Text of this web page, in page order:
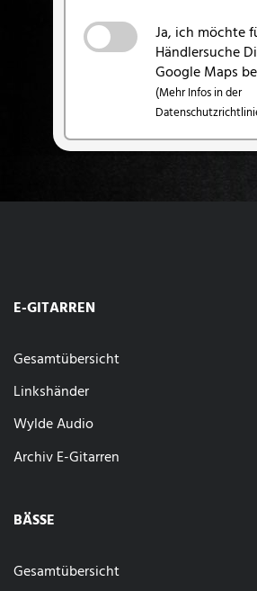
Ja, ich möchte
Händlersuche
Google Maps
(Mehr Infos in der
E-GITARREN
Gesamtübersicht
Linkshänder
Wylde Audio
Archiv E-Gitarren
BÄSSE
Gesamtübersicht